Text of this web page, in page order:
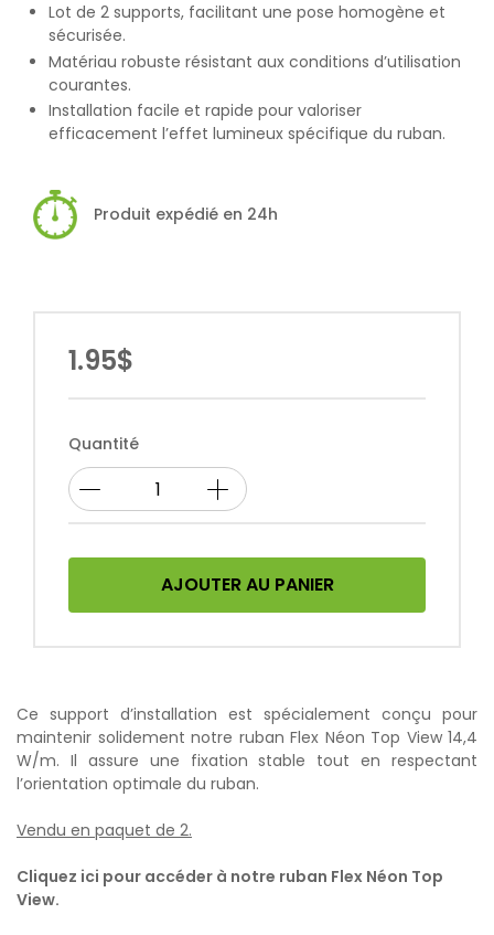
Lot de 2 supports, facilitant une pose homogène et
sécurisée.
Matériau robuste résistant aux conditions d’utilisation
courantes.
Installation facile et rapide pour valoriser
efficacement l’effet lumineux spécifique du ruban.
Produit expédié en 24h
1.95$
Quantité
AJOUTER AU PANIER
Ce support d’installation est spécialement conçu pour
maintenir solidement notre ruban Flex Néon Top View 14,4
W/m. Il assure une fixation stable tout en respectant
l’orientation optimale du ruban.
Vendu en paquet de 2.
Cliquez ici pour accéder à notre ruban Flex Néon Top
View.